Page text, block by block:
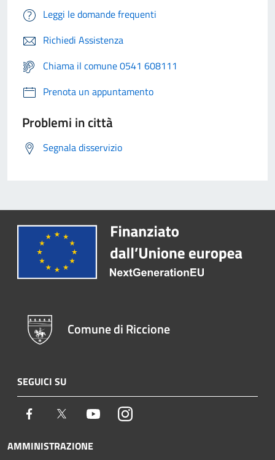
Leggi le domande frequenti
Richiedi Assistenza
Chiama il comune 0541 608111
Prenota un appuntamento
Problemi in città
Segnala disservizio
Comune di Riccione
SEGUICI SU
Facebook Twitter YoutubeInstagram
AMMINISTRAZIONE